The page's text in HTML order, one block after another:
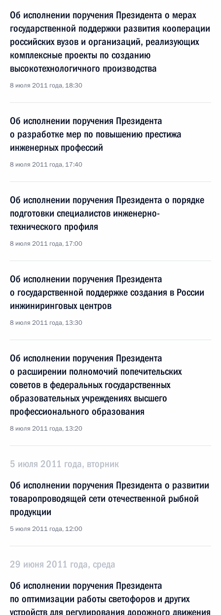
Об исполнении поручения Президента о мерах
государственной поддержки развития кооперации
российских вузов и организаций, реализующих
комплексные проекты по созданию
высокотехнологичного производства
8 июля 2011 года, 18:30
Об исполнении поручения Президента
о разработке мер по повышению престижа
инженерных профессий
8 июля 2011 года, 17:40
Об исполнении поручения Президента о порядке
подготовки специалистов инженерно-
технического профиля
8 июля 2011 года, 17:00
Об исполнении поручения Президента
о государственной поддержке создания в России
инжиниринговых центров
8 июля 2011 года, 13:30
Об исполнении поручения Президента
о расширении полномочий попечительских
советов в федеральных государственных
образовательных учреждениях высшего
профессионального образования
8 июля 2011 года, 13:20
5 июля 2011 года, вторник
Об исполнении поручения Президента о развитии
товаропроводящей сети отечественной рыбной
продукции
5 июля 2011 года, 12:00
29 июня 2011 года, среда
Об исполнении поручения Президента
по оптимизации работы светофоров и других
устройств для регулирования дорожного движения